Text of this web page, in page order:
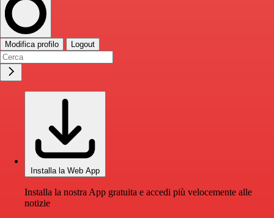
Modifica profilo Logout
Installa la Web App
Installa la nostra App gratuita e accedi più velocemente alle
notizie